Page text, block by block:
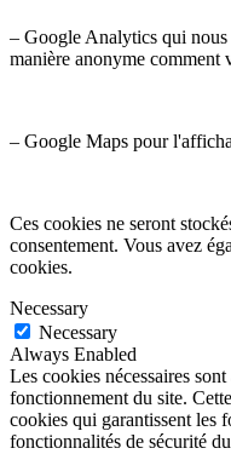
– Google Analytics qui nous
manière anonyme comment
– Google Maps pour
Ces cookies ne seront
consentement. Vous avez
cookies.
Necessary
Necessary
Always Enabled
Les cookies nécessaires
fonctionnement du site.
cookies qui garantissent les
fonctionnalités de sécurité